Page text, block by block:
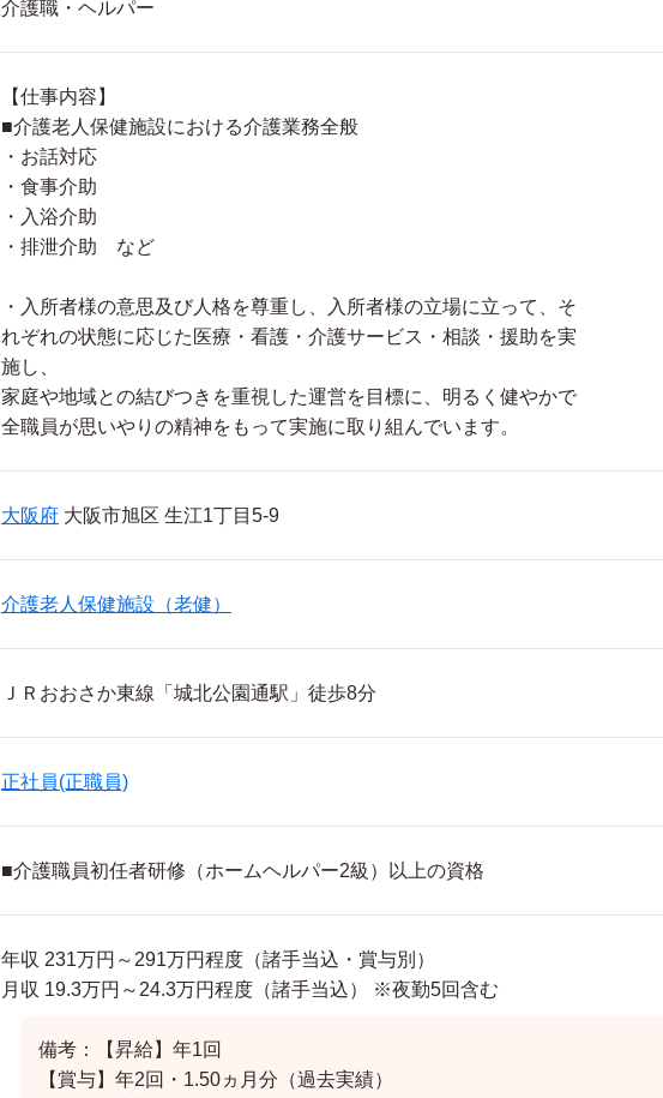
介護職・ヘルパー
【仕事内容】
■介護老人保健施設における介護業務全般
・お話対応
・食事介助
・入浴介助
・排泄介助 など
・入所者様の意思及び人格を尊重し、入所者様の立場に立って、そ
れぞれの状態に応じた医療・看護・介護サービス・相談・援助を実
施し、
家庭や地域との結びつきを重視した運営を目標に、明るく健やかで
全職員が思いやりの精神をもって実施に取り組んでいます。
大阪府 大阪市旭区 生江1丁目5-9
介護老人保健施設（老健）
ＪＲおおさか東線「城北公園通駅」徒歩8分
正社員(正職員)
■介護職員初任者研修（ホームヘルパー2級）以上の資格
年収 231万円～291万円程度（諸手当込・賞与別）
月収 19.3万円～24.3万円程度（諸手当込） ※夜勤5回含む
備考：【昇給】年1回
【賞与】年2回・1.50ヵ月分（過去実績）